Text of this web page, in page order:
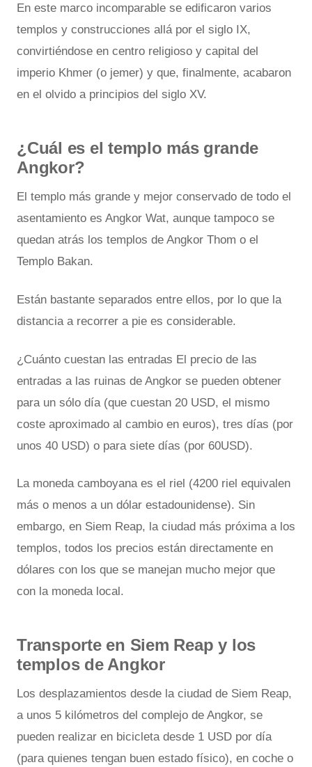
En este marco incomparable se edificaron varios
templos y construcciones allá por el siglo IX,
convirtiéndose en centro religioso y capital del
imperio Khmer (o jemer) y que, finalmente, acabaron
en el olvido a principios del siglo XV.
¿Cuál es el templo más grande
Angkor?
El templo más grande y mejor conservado de todo el
asentamiento es Angkor Wat, aunque tampoco se
quedan atrás los templos de Angkor Thom o el
Templo Bakan.
Están bastante separados entre ellos, por lo que la
distancia a recorrer a pie es considerable.
¿Cuánto cuestan las entradas El precio de las
entradas a las ruinas de Angkor se pueden obtener
para un sólo día (que cuestan 20 USD, el mismo
coste aproximado al cambio en euros), tres días (por
unos 40 USD) o para siete días (por 60USD).
La moneda camboyana es el riel (4200 riel equivalen
más o menos a un dólar estadounidense). Sin
embargo, en Siem Reap, la ciudad más próxima a los
templos, todos los precios están directamente en
dólares con los que se manejan mucho mejor que
con la moneda local.
Transporte en Siem Reap y los
templos de Angkor
Los desplazamientos desde la ciudad de Siem Reap,
a unos 5 kilómetros del complejo de Angkor, se
pueden realizar en bicicleta desde 1 USD por día
(para quienes tengan buen estado físico), en coche o